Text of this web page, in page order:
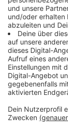
sich in der
habe die
Da sie
schmuggeln,
über 1.000
Anzeige